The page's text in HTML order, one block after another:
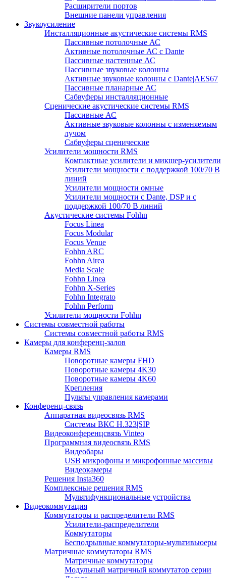
Расширители портов
Внешние панели управления
Звукоусиление
Инсталляционные акустические системы RMS
Пассивные потолочные АС
Активные потолочные АС с Dante
Пассивные настенные АС
Пассивные звуковые колонны
Активные звуковые колонны с Dante|AES67
Пассивные планарные АС
Сабвуферы инсталляционные
Сценические акустические системы RMS
Пассивные АС
Активные звуковые колонны с изменяемым
лучом
Сабвуферы сценические
Усилители мощности RMS
Компактные усилители и микшер-усилители
Усилители мощности с поддержкой 100/70 В
линий
Усилители мощности омные
Усилители мощности с Dante, DSP и с
поддержкой 100/70 В линий
Акустические системы Fohhn
Focus Linea
Focus Modular
Focus Venue
Fohhn ARC
Fohhn Airea
Media Scale
Fohhn Linea
Fohhn X-Series
Fohhn Integrato
Fohhn Perform
Усилители мощности Fohhn
Системы совместной работы
Системы совместной работы RMS
Камеры для конференц-залов
Камеры RMS
Поворотные камеры FHD
Поворотные камеры 4K30
Поворотные камеры 4K60
Крепления
Пульты управления камерами
Конференц-связь
Аппаратная видеосвязь RMS
Системы ВКС H.323|SIP
Видеоконференцсвязь Vinteo
Программная видеосвязь RMS
Видеобары
USB микрофоны и микрофонные массивы
Видеокамеры
Решения Insta360
Комплексные решения RMS
Мультифункциональные устройства
Видеокоммутация
Коммутаторы и распределители RMS
Усилители-распределители
Коммутаторы
Бесподрывные коммутаторы-мультивьюеры
Матричные коммутаторы RMS
Матричные коммутаторы
Модульный матричный коммутатор серии